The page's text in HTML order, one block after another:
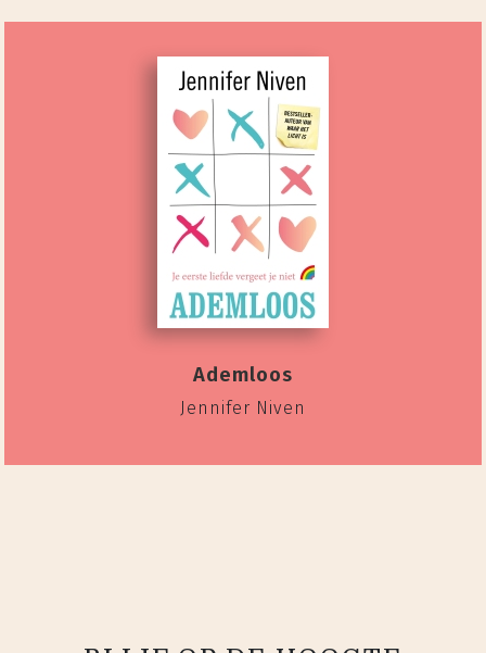
Ademloos
Jennifer Niven